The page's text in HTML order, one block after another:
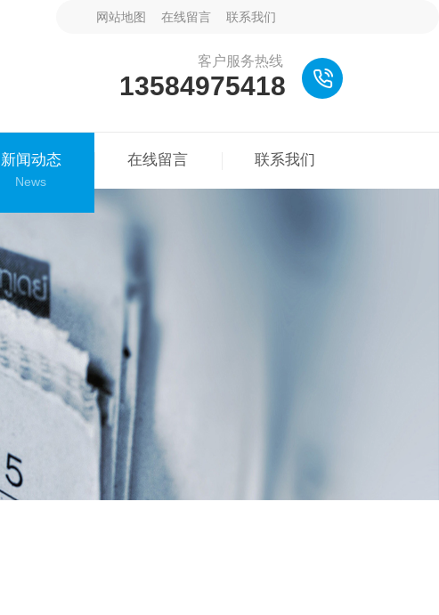
网站地图 在线留言 联系我们
客户服务热线
13584975418
新闻动态
News
在线留言 联系我们